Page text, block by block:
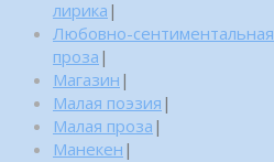
лирика |
Любовно-сентиментальная
проза |
Магазин |
Малая поэзия |
Малая проза |
Манекен |